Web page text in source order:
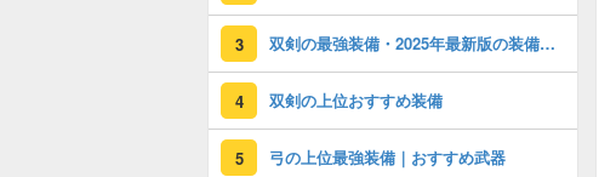
3 双剣の最強装備・2025年最新版の装備掲載
4 双剣の上位おすすめ装備
5 弓の上位最強装備｜おすすめ武器